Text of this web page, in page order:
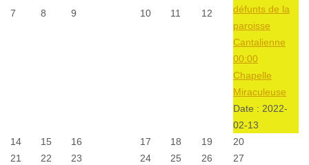
7 8 9 10 11 12
défunts de la
paroisse
Cantalienne
00:00
Chapelle
Miraculeuse
Date : 2022-
02-13
14
15 16 17 18 19
20
21
22 23 24 25 26
27